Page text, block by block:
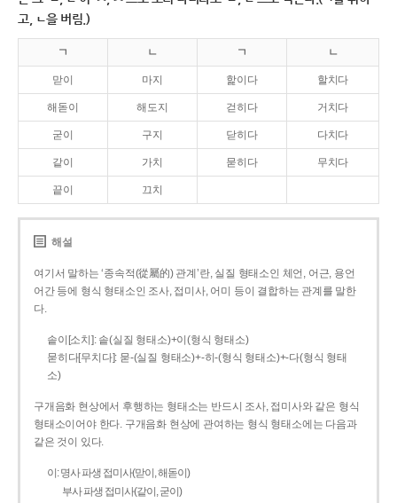
고, ㄴ을 버림.)
ㄱ ㄴ ㄱ ㄴ
맏이 마지 핥이다 할치다
해돋이 해도지 걷히다 거치다
굳이 구지 닫히다 다치다
같이 가치 묻히다 무치다
끝이 끄치
해설
여기서 말하는 ‘종속적(從屬的) 관계’란, 실질 형태소인 체언, 어근, 용언
어간 등에 형식 형태소인 조사, 접미사, 어미 등이 결합하는 관계를 말한
다.
솥이[소치]: 솥(실질 형태소)+이(형식 형태소)
묻히다[무치다]: 묻­-(실질 형태소)+­-히­-(형식 형태소)+-다(형식 형태
소)
구개음화 현상에서 후행하는 형태소는 반드시 조사, 접미사와 같은 형식
형태소이어야 한다. 구개음화 현상에 관여하는 형식 형태소에는 다음과
같은 것이 있다.
이: 명사 파생 접미사(맏이, 해돋이)
부사 파생 접미사(같이, 굳이)